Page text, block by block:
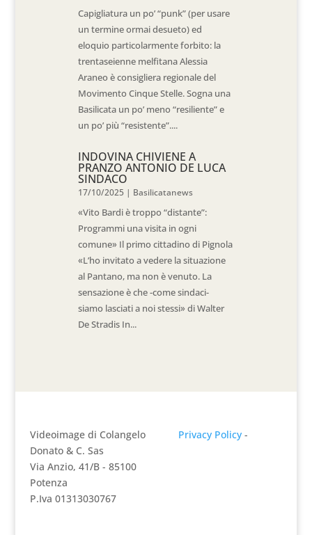
Capigliatura un po’ “punk” (per usare
un termine ormai desueto) ed
eloquio particolarmente forbito: la
trentaseienne melfitana Alessia
Araneo è consigliera regionale del
Movimento Cinque Stelle. Sogna una
Basilicata un po’ meno “resiliente” e
un po’ più “resistente”....
INDOVINA CHIVIENE A
PRANZO ANTONIO DE LUCA
SINDACO
17/10/2025 | Basilicatanews
«Vito Bardi è troppo “distante”:
Programmi una visita in ogni
comune» Il primo cittadino di Pignola
«L’ho invitato a vedere la situazione
al Pantano, ma non è venuto. La
sensazione è che -come sindaci-
siamo lasciati a noi stessi» di Walter
De Stradis In...
Videoimage di Colangelo
Donato & C. Sas
Via Anzio, 41/B - 85100
Potenza
P.Iva 01313030767
Privacy Policy -